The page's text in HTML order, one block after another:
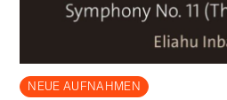
NEUE AUFNAHMEN